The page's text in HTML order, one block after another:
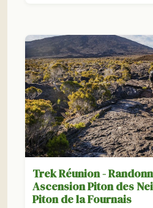
Trek Réunion -
Ascension Piton des
Piton de la Fournais